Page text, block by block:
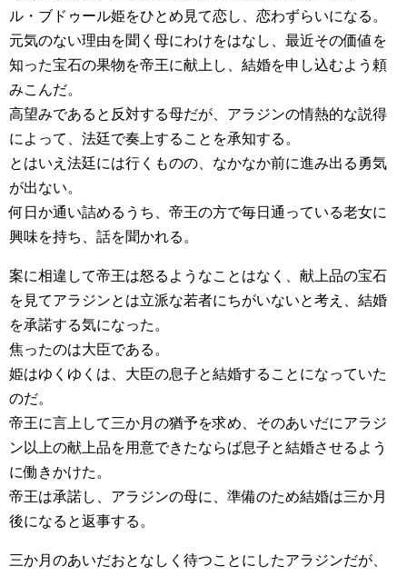
ル・ブドゥール姫をひとめ見て恋し、恋わずらいになる。
元気のない理由を聞く母にわけをはなし、最近その価値を
知った宝石の果物を帝王に献上し、結婚を申し込むよう頼
みこんだ。
高望みであると反対する母だが、アラジンの情熱的な説得
によって、法廷で奏上することを承知する。
とはいえ法廷には行くものの、なかなか前に進み出る勇気
が出ない。
何日か通い詰めるうち、帝王の方で毎日通っている老女に
興味を持ち、話を聞かれる。
案に相違して帝王は怒るようなことはなく、献上品の宝石
を見てアラジンとは立派な若者にちがいないと考え、結婚
を承諾する気になった。
焦ったのは大臣である。
姫はゆくゆくは、大臣の息子と結婚することになっていた
のだ。
帝王に言上して三か月の猶予を求め、そのあいだにアラジ
ン以上の献上品を用意できたならば息子と結婚させるよう
に働きかけた。
帝王は承諾し、アラジンの母に、準備のため結婚は三か月
後になると返事する。
三か月のあいだおとなしく待つことにしたアラジンだが、